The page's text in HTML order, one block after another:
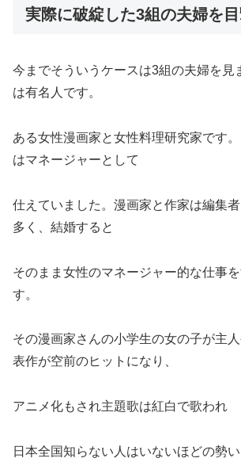
実際に破綻した3組の夫婦を
今までそういうケースは3組の夫婦を見
は有名人です。
ある女性漫画家と女性料理研究家です
はマネージャーとして
仕えていました。漫画家と作家は編集
多く、結婚すると
そのまま女性のマネージャー的な仕事
す。
その漫画家さんの小学生の女の子が主
表作が空前のヒットになり、
アニメ化もされ主題歌は紅白で歌われ
日本全国知らない人はいないほどの勢い